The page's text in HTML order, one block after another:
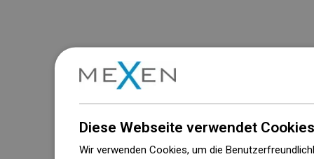
Diese Webseite verwendet
Wir verwenden Cookies, um die